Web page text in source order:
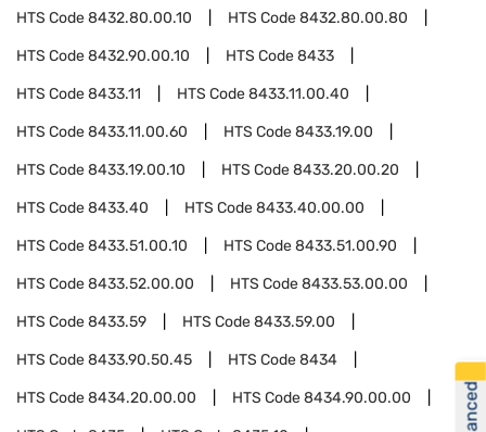
HTS Code8432.80.00.10 HTS Code8432.80.00.80
HTS Code8432.90.00.10 HTS Code8433
HTS Code8433.11 HTS Code8433.11.00.40
HTS Code8433.11.00.60 HTS Code8433.19.00
HTS Code8433.19.00.10 HTS Code8433.20.00.20
HTS Code8433.40 HTS Code8433.40.00.00
HTS Code8433.51.00.10 HTS Code8433.51.00.90
HTS Code8433.52.00.00 HTS Code8433.53.00.00
HTS Code8433.59 HTS Code8433.59.00
HTS Code8433.90.50.45 HTS Code8434
HTS Code8434.20.00.00 HTS Code8434.90.00.00